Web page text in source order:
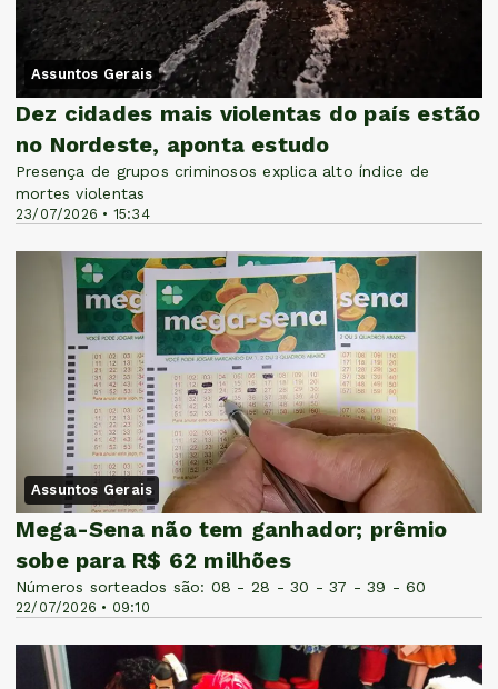
Assuntos Gerais
23/07/2026 • 15:34
Dez cidades mais violentas do país estão
no Nordeste, aponta estudo
Presença de grupos criminosos explica alto índice de
mortes violentas
Assuntos Gerais
22/07/2026 • 09:10
Mega-Sena não tem ganhador; prêmio
sobe para R$ 62 milhões
Números sorteados são: 08 - 28 - 30 - 37 - 39 - 60